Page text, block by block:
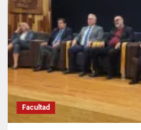
Facultad